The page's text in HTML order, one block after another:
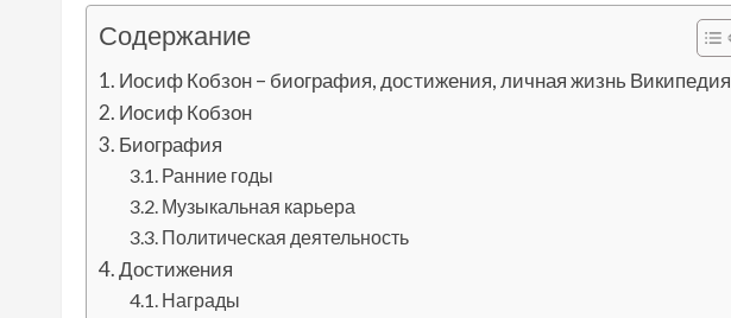
Содержание
Иосиф Кобзон – биография, достижения, личная жизнь Википедия
Иосиф Кобзон
Биография
Ранние годы
Музыкальная карьера
Политическая деятельность
Достижения
Награды